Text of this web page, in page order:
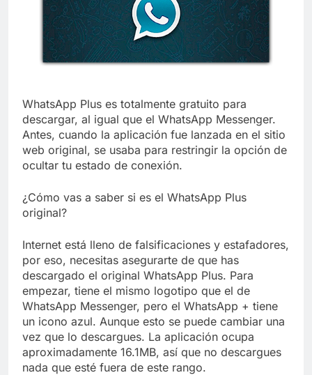
WhatsApp Plus es totalmente gratuito para
descargar, al igual que el WhatsApp Messenger.
Antes, cuando la aplicación fue lanzada en el sitio
web original, se usaba para restringir la opción de
ocultar tu estado de conexión.
¿Cómo vas a saber si es el WhatsApp Plus
original?
Internet está lleno de falsificaciones y estafadores,
por eso, necesitas asegurarte de que has
descargado el original WhatsApp Plus. Para
empezar, tiene el mismo logotipo que el de
WhatsApp Messenger, pero el WhatsApp + tiene
un icono azul. Aunque esto se puede cambiar una
vez que lo descargues. La aplicación ocupa
aproximadamente 16.1MB, así que no descargues
nada que esté fuera de este rango.